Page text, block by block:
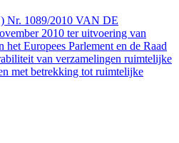
1089/2010 VAN DE
2010 ter uitvoering van
Europees Parlement en de Raad
van verzamelingen ruimtelijke
met betrekking tot ruimtelijke